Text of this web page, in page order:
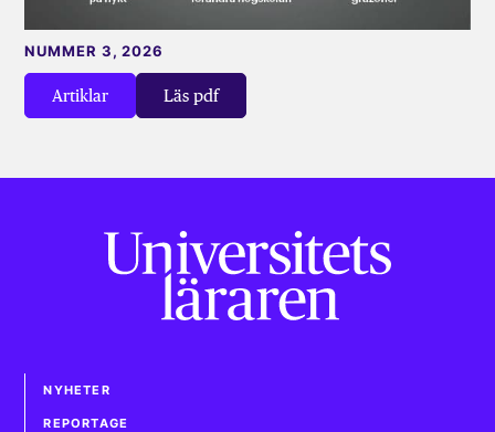
Artiklar Läs pdf
NUMMER 3, 2026
NYHETER
REPORTAGE